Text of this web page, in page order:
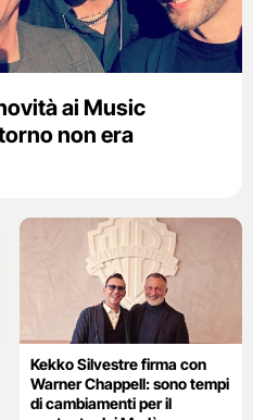
ai Music
non era
Kekko Silvestre firma con
Warner Chappell: sono tempi
di cambiamenti per il